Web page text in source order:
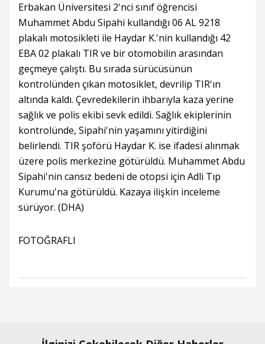
Erbakan Üniversitesi 2'nci sınıf öğrencisi
Muhammet Abdu Sipahi kullandığı 06 AL 9218
plakalı motosikleti ile Haydar K.'nin kullandığı 42
EBA 02 plakalı TIR ve bir otomobilin arasından
geçmeye çalıştı. Bu sırada sürücüsünün
kontrolünden çıkan motosiklet, devrilip TIR'ın
altında kaldı. Çevredekilerin ihbarıyla kaza yerine
sağlık ve polis ekibi sevk edildi. Sağlık ekiplerinin
kontrolünde, Sipahi'nin yaşamını yitirdiğini
belirlendi. TIR şoförü Haydar K. ise ifadesi alınmak
üzere polis merkezine götürüldü. Muhammet Abdu
Sipahi'nin cansız bedeni de otopsi için Adli Tıp
Kurumu'na götürüldü. Kazaya ilişkin inceleme
sürüyor. (DHA)
FOTOĞRAFLI